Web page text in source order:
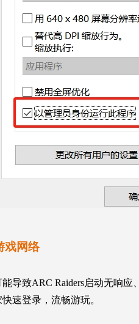
戏网络
能导致ARC Raiders启动无响应
速登录，流畅游玩。